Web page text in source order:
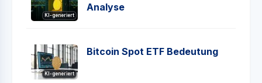
KI-generiert
Analyse
KI-generiert
Bitcoin Spot ETF Bedeutung